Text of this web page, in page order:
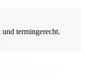
termingerecht.